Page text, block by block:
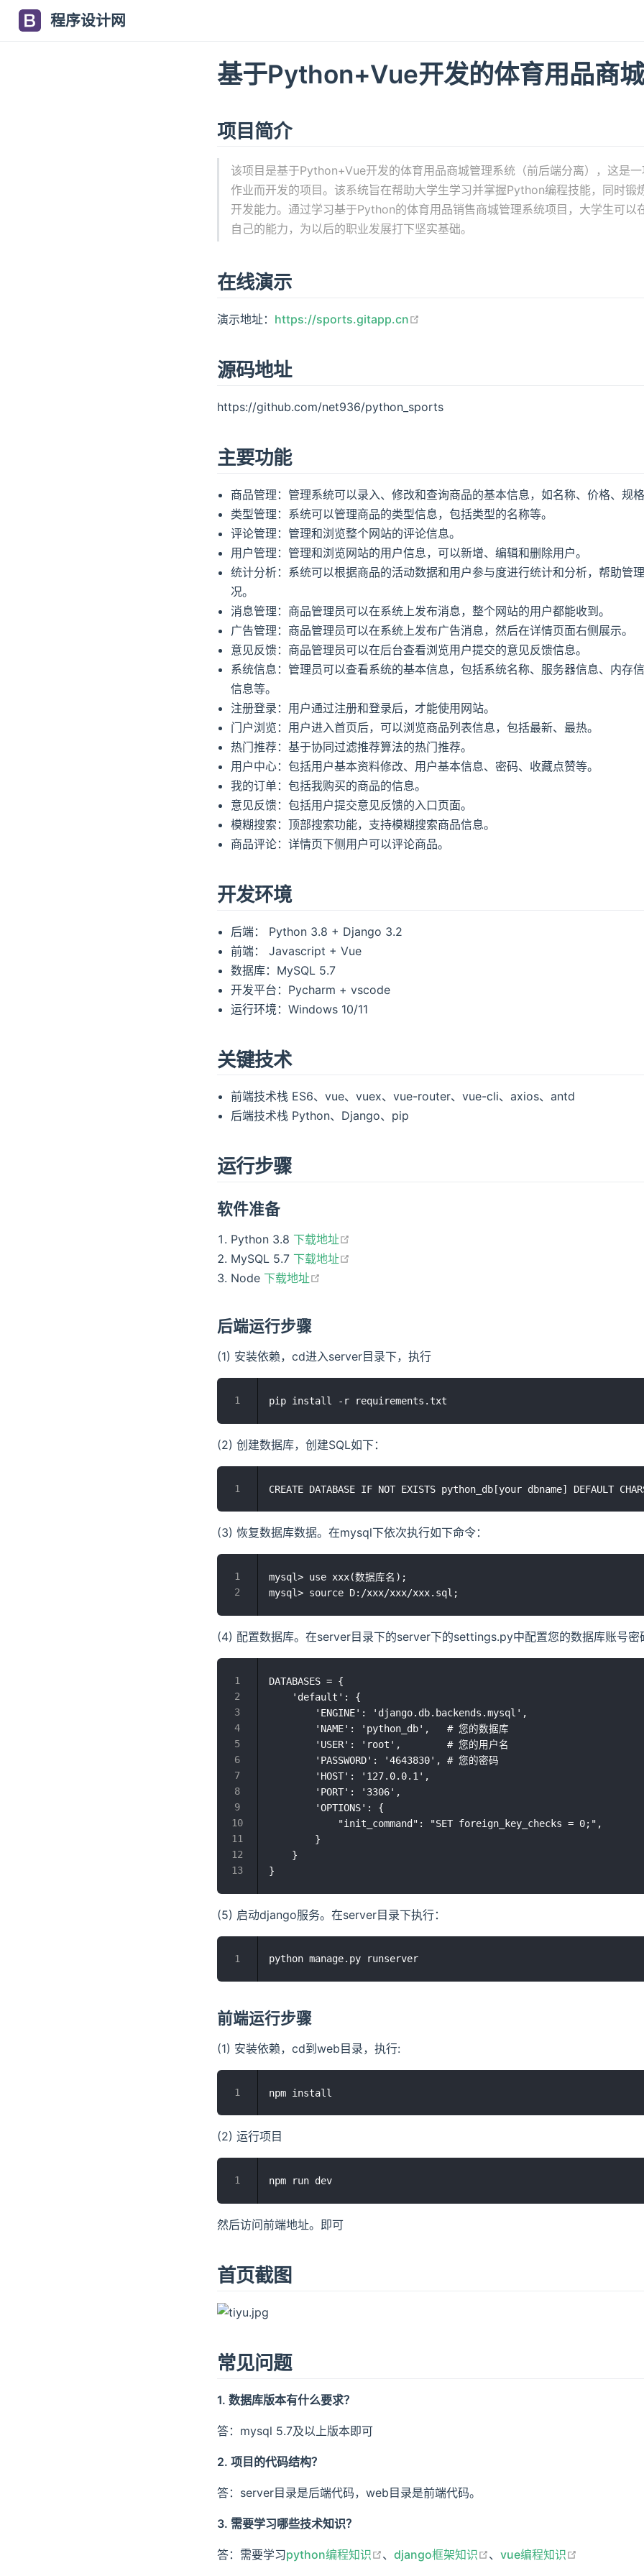
程序设计网
基于Python+Vue开发的体育用品商
项目简介
该项目是基于Python+Vue开发的体育用品商城管理系统（前后端分离），这是
作业而开发的项目。该系统旨在帮助大学生学习并掌握Python编程技能，同时锻
开发能力。通过学习基于Python的体育用品销售商城管理系统项目，大学生可以
自己的能力，为以后的职业发展打下坚实基础。
在线演示
演示地址： https://sports.gitapp.cn
源码地址
https://github.com/net936/python_sports
主要功能
商品管理：管理系统可以录入、修改和查询商品的基本信息，如名称、价格、规
类型管理：系统可以管理商品的类型信息，包括类型的名称等。
评论管理：管理和浏览整个网站的评论信息。
用户管理：管理和浏览网站的用户信息，可以新增、编辑和删除用户。
统计分析：系统可以根据商品的活动数据和用户参与度进行统计和分析，帮助管
况。
消息管理：商品管理员可以在系统上发布消息，整个网站的用户都能收到。
广告管理：商品管理员可以在系统上发布广告消息，然后在详情页面右侧展示。
意见反馈：商品管理员可以在后台查看浏览用户提交的意见反馈信息。
系统信息：管理员可以查看系统的基本信息，包括系统名称、服务器信息、内存
信息等。
注册登录：用户通过注册和登录后，才能使用网站。
门户浏览：用户进入首页后，可以浏览商品列表信息，包括最新、最热。
热门推荐：基于协同过滤推荐算法的热门推荐。
用户中心：包括用户基本资料修改、用户基本信息、密码、收藏点赞等。
我的订单：包括我购买的商品的信息。
意见反馈：包括用户提交意见反馈的入口页面。
模糊搜索：顶部搜索功能，支持模糊搜索商品信息。
商品评论：详情页下侧用户可以评论商品。
开发环境
后端： Python 3.8 + Django 3.2
前端： Javascript + Vue
数据库：MySQL 5.7
开发平台：Pycharm + vscode
运行环境：Windows 10/11
关键技术
前端技术栈 ES6、vue、vuex、vue-router、vue-cli、axios、antd
后端技术栈 Python、Django、pip
运行步骤
软件准备
Python 3.8下载地址
MySQL 5.7下载地址
Node下载地址
后端运行步骤
(1) 安装依赖，cd进入server目录下，执行
(2) 创建数据库，创建SQL如下：
(3) 恢复数据库数据。在mysql下依次执行如下命令：
mysql> use xxx(数据库名);
(4) 配置数据库。在server目录下的server下的settings.py中配置您的数据库账号密
DATABASES = {
    'default': {
        'ENGINE': 'django.db.backends.mysql',
        'NAME': 'python_db',   # 您的数据库
        'USER': 'root',        # 您的用户名
        'PASSWORD': '4643830', # 您的密码
        'HOST': '127.0.0.1',
        'PORT': '3306',
        'OPTIONS': {
            "init_command": "SET foreign_key_checks = 0;",
        }
    }
(5) 启动django服务。在server目录下执行：
前端运行步骤
(1) 安装依赖，cd到web目录，执行:
(2) 运行项目
然后访问前端地址。即可
首页截图
常见问题
1. 数据库版本有什么要求？
答：mysql 5.7及以上版本即可
2. 项目的代码结构？
答：server目录是后端代码，web目录是前端代码。
3. 需要学习哪些技术知识？
答：需要学习python编程知识 open in new window
、 django框架知识 open in new window
、 vue编程知识